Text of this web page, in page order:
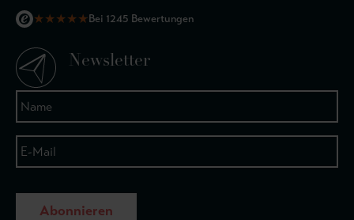
★★★★★Bei 1245 Bewertungen
Newsletter
Abonnieren